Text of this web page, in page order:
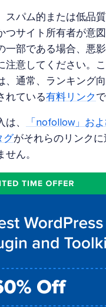
スパム的または低品
つサイト所有者が意
一部である場合、悪影
注意してください。
、通常、ランキング
れている有料リンク
は、
「nofollow」お
グがそれらのリンク
せん。